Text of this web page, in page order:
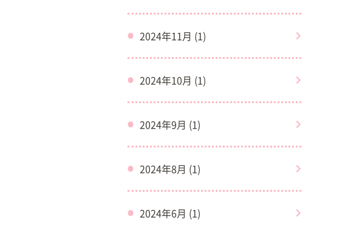
2024年11月 (1)
2024年10月 (1)
2024年9月 (1)
2024年8月 (1)
2024年6月 (1)